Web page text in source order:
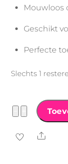
Mouwloos
Geschikt
Perfecte
Slechts 1
Mouwloze
Travel
TanktopShare